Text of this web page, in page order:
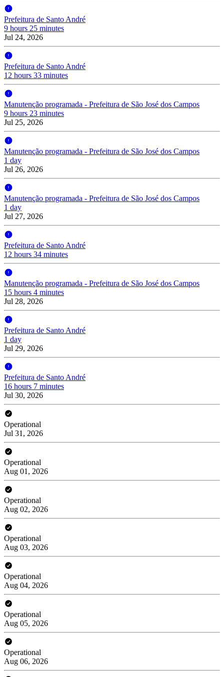
Prefeitura de Santo André
9 hours 25 minutes
Jul 24, 2026
Prefeitura de Santo André
12 hours 33 minutes
Manutenção programada - Prefeitura de São José dos Campos
9 hours 23 minutes
Jul 25, 2026
Manutenção programada - Prefeitura de São José dos Campos
1 day
Jul 26, 2026
Manutenção programada - Prefeitura de São José dos Campos
1 day
Jul 27, 2026
Prefeitura de Santo André
12 hours 34 minutes
Manutenção programada - Prefeitura de São José dos Campos
15 hours 4 minutes
Jul 28, 2026
Prefeitura de Santo André
1 day
Jul 29, 2026
Prefeitura de Santo André
16 hours 7 minutes
Jul 30, 2026
Operational
Jul 31, 2026
Operational
Aug 01, 2026
Operational
Aug 02, 2026
Operational
Aug 03, 2026
Operational
Aug 04, 2026
Operational
Aug 05, 2026
Operational
Aug 06, 2026